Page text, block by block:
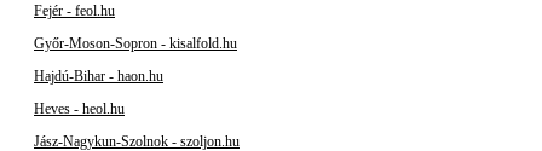
Fejér - feol.hu
Győr-Moson-Sopron - kisalfold.hu
Hajdú-Bihar - haon.hu
Heves - heol.hu
Jász-Nagykun-Szolnok - szoljon.hu